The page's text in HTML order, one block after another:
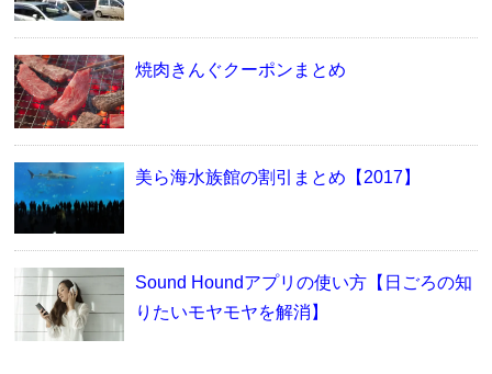
焼肉きんぐクーポンまとめ
美ら海水族館の割引まとめ【2017】
Sound Houndアプリの使い方【日ごろの知
りたいモヤモヤを解消】